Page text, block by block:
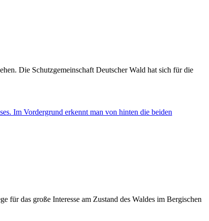
Die Schutzgemeinschaft Deutscher Wald hat sich für die
für das große Interesse am Zustand des Waldes im Bergischen